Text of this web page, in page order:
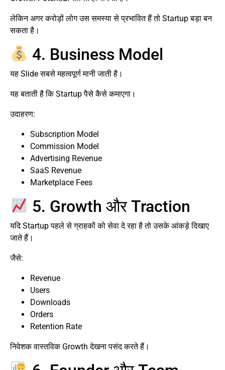
लेकिन अगर करोड़ों लोग उस समस्या से प्रभावित हैं तो Startup बड़ा बन
सकता है।
4. Business Model
यह Slide सबसे महत्वपूर्ण मानी जाती है।
यह बताती है कि Startup पैसे कैसे कमाएगा।
उदाहरण:
Subscription Model
Commission Model
Advertising Revenue
SaaS Revenue
Marketplace Fees
5. Growth और Traction
यदि Startup पहले से ग्राहकों को सेवा दे रहा है तो उसके आंकड़े दिखाए
जाते हैं।
जैसे:
Revenue
Users
Downloads
Orders
Retention Rate
निवेशक वास्तविक Growth देखना पसंद करते हैं।